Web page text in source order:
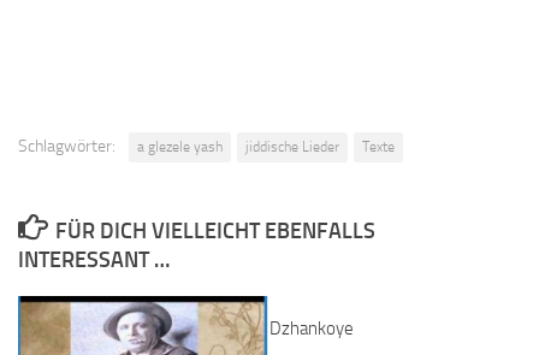
Schlagwörter: a glezele yash jiddische Lieder Texte
FÜR DICH VIELLEICHT EBENFALLS
INTERESSANT …
Dzhankoye